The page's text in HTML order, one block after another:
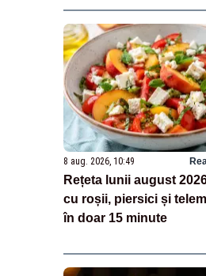
8 aug. 2026, 10:49
Rețeta lunii august
cu roșii, piersici și
în doar 15 minute